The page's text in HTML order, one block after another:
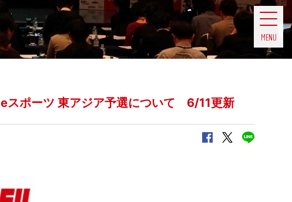
MENU
スポーツ 東アジア予選について 6/11更新